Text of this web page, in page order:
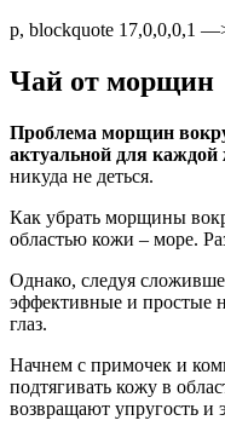
p, blockquote 17,0,0,0,1
Чай от морщин
Проблема морщин
актуальной для
никуда не деться.
Как убрать морщины
областью кожи – море.
Однако, следуя
эффективные и простые
глаз.
Начнем с примочек и
подтягивать кожу в
возвращают упругость и